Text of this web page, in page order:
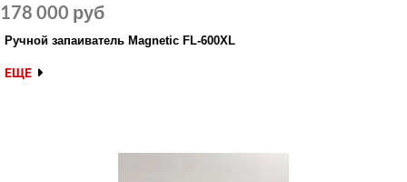
Ручной запаиватель Magnetic FL-600XL
178 000 руб
ЕЩЕ